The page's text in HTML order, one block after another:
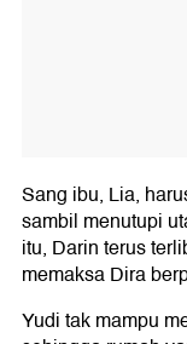
Sang ibu, Lia,
sambil menutupi
itu, Darin terus
memaksa Dira
Yudi tak mampu